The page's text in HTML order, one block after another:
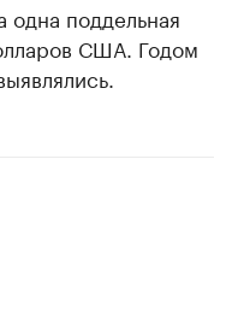
одна поддельная
США. Годом